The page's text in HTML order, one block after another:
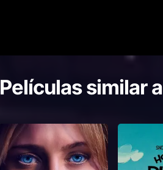
Películas similar a